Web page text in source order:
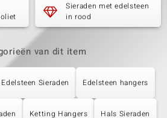
Sieraden met edelsteen
in rood
van dit item
Edelsteen Sieraden Edelsteen hangers
Ketting Hangers Hals Sieraden